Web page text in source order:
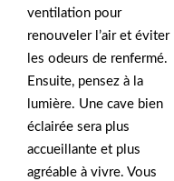
ventilation pour
renouveler l’air et éviter
les odeurs de renfermé.
Ensuite, pensez à la
lumière. Une cave bien
éclairée sera plus
accueillante et plus
agréable à vivre. Vous